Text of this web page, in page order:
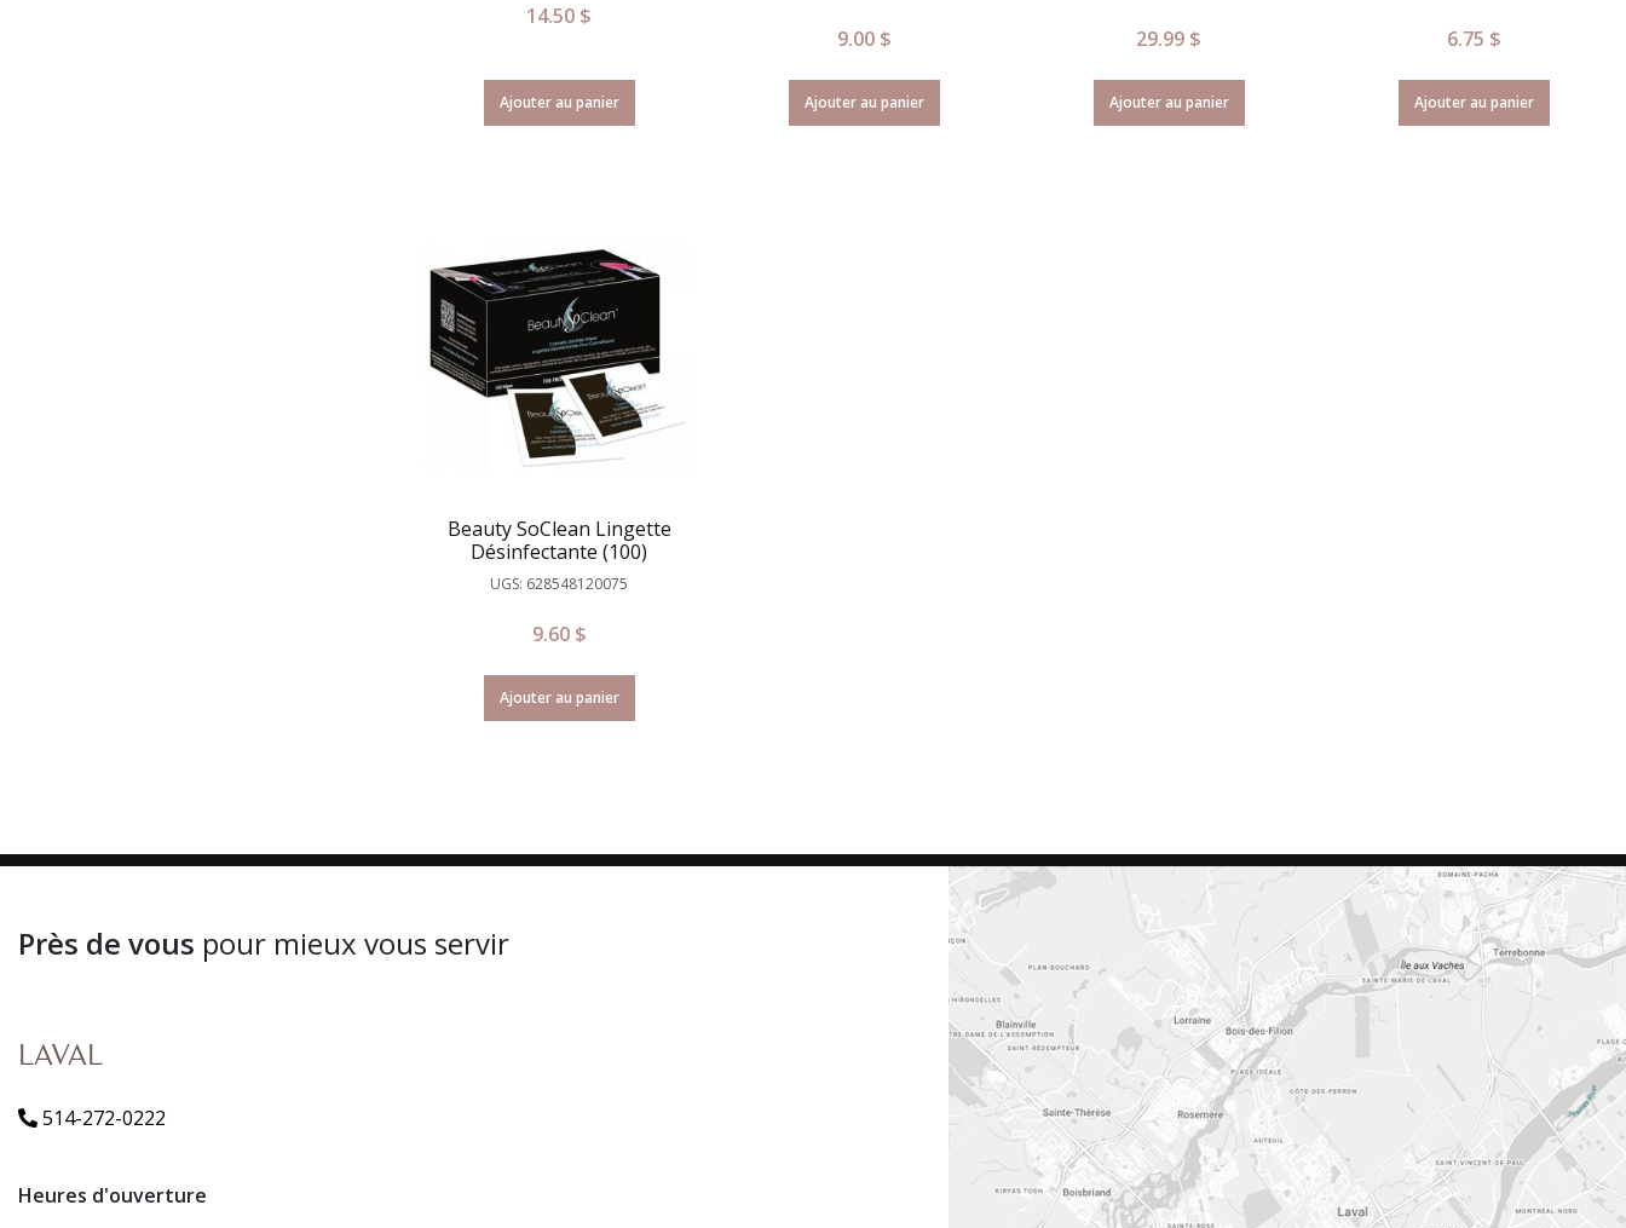
14.50 $
Ajouter au panier
9.00 $
Ajouter au panier
29.99 $
Ajouter au panier
6.75 $
Ajouter au panier
Beauty SoClean Lingette
Désinfectante (100)
UGS: 628548120075
9.60 $
Ajouter au panier
Près de vous pour mieux vous servir
LAVAL
514-272-0222
Heures d'ouverture